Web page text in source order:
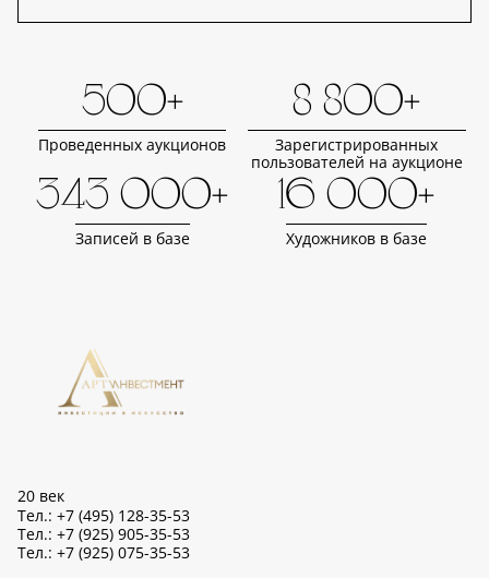
500+
Проведенных аукционов
8 800+
Зарегистрированных
пользователей на аукционе
343 000+
Записей в базе
16 000+
Художников в базе
20 век
Тел.: +7 (495) 128-35-53
Тел.: +7 (925) 905-35-53
Тел.: +7 (925) 075-35-53